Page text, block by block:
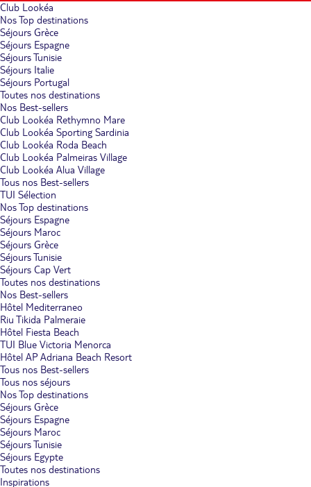
Club Lookéa
Nos Top destinations
Séjours Grèce
Séjours Espagne
Séjours Tunisie
Séjours Italie
Séjours Portugal
Toutes nos destinations
Nos Best-sellers
Club Lookéa Rethymno Mare
Club Lookéa Sporting Sardinia
Club Lookéa Roda Beach
Club Lookéa Palmeiras Village
Club Lookéa Alua Village
Tous nos Best-sellers
TUI Sélection
Nos Top destinations
Séjours Espagne
Séjours Maroc
Séjours Grèce
Séjours Tunisie
Séjours Cap Vert
Toutes nos destinations
Nos Best-sellers
Hôtel Mediterraneo
Riu Tikida Palmeraie
Hôtel Fiesta Beach
TUI Blue Victoria Menorca
Hôtel AP Adriana Beach Resort
Tous nos Best-sellers
Tous nos séjours
Nos Top destinations
Séjours Grèce
Séjours Espagne
Séjours Maroc
Séjours Tunisie
Séjours Egypte
Toutes nos destinations
Inspirations